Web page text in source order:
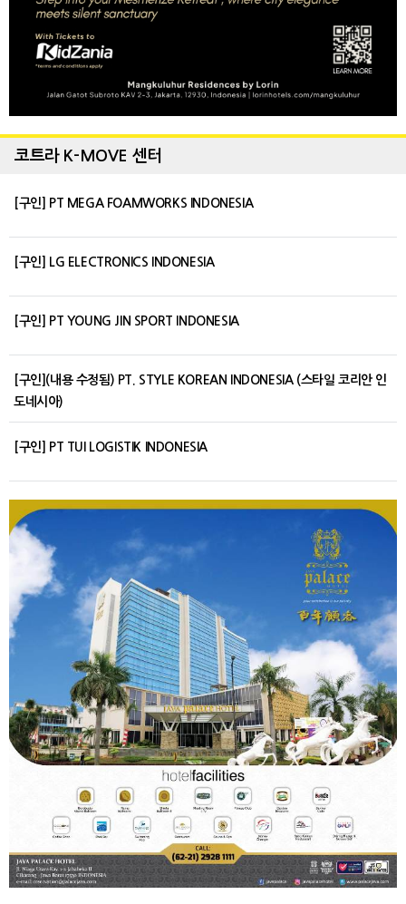
코트라 K-MOVE 센터
[구인] PT MEGA FOAMWORKS INDONESIA
[구인] LG ELECTRONICS INDONESIA
[구인] PT YOUNG JIN SPORT INDONESIA
[구인](내용 수정됨) PT. STYLE KOREAN INDONESIA (스타일 코리안 인
도네시아)
[구인] PT TUI LOGISTIK INDONESIA